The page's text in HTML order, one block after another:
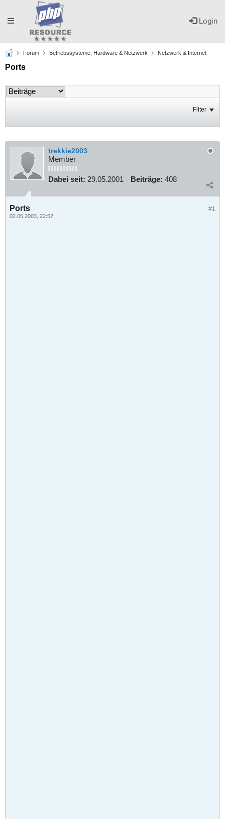
Login
Toggle
navigation
Forum Betriebssysteme, Hardware & Netzwerk Netzwerk & Internet
Ports
Filter
trekkie2003
Member
Dabei seit: 29.05.2001 Beiträge: 408
#1
Ports
02.05.2003, 22:52